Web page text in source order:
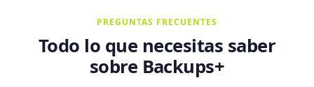
PREGUNTAS FRECUENTES
Todo lo que necesitas saber
sobre Backups+